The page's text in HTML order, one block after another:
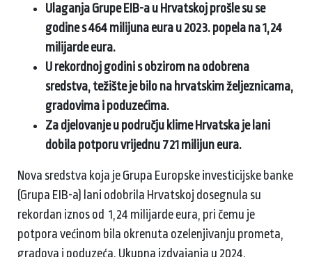
Ulaganja Grupe EIB-a u Hrvatskoj prošle su se
godine s 464 milijuna eura u 2023. popela na 1,24
milijarde eura.
U rekordnoj godini s obzirom na odobrena
sredstva, težište je bilo na hrvatskim željeznicama,
gradovima i poduzećima.
Za djelovanje u području klime Hrvatska je lani
dobila potporu vrijednu 721 milijun eura.
Nova sredstva koja je Grupa Europske investicijske banke
(Grupa EIB-a) lani odobrila Hrvatskoj dosegnula su
rekordan iznos od 1,24 milijarde eura, pri čemu je
potpora većinom bila okrenuta ozelenjivanju prometa,
gradova i poduzeća. Ukupna izdvajanja u 2024.